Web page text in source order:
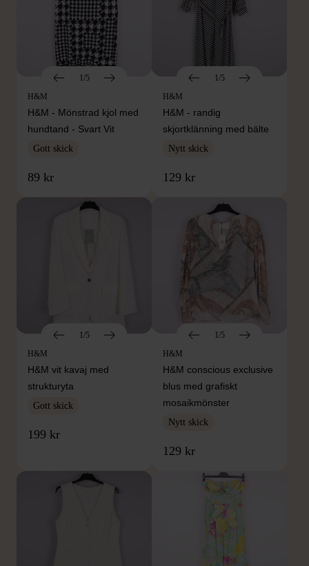
1/5
H&M
H&M - Mönstrad kjol med
hundtand - Svart Vit
Gott skick
89 kr
1/5
H&M
H&M - randig
skjortklänning med bälte
Nytt skick
129 kr
1/5
H&M
H&M vit kavaj med
strukturyta
Gott skick
199 kr
1/5
H&M
H&M conscious exclusive
blus med grafiskt
mosaikmönster
Nytt skick
129 kr